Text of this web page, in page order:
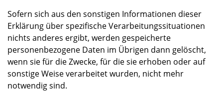
Sofern sich aus den sonstigen Informationen dieser
Erklärung über spezifische Verarbeitungssituationen
nichts anderes ergibt, werden gespeicherte
personenbezogene Daten im Übrigen dann gelöscht,
wenn sie für die Zwecke, für die sie erhoben oder auf
sonstige Weise verarbeitet wurden, nicht mehr
notwendig sind.